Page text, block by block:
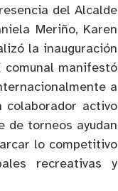
del Alcalde
Meriño, Karen
la inauguración
comunal manifestó
a
colaborador activo
de torneos ayudan
lo competitivo
recreativas y